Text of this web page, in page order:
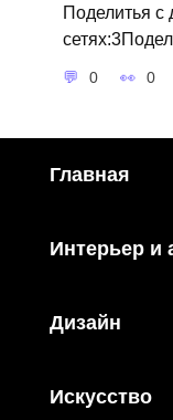
Поделитья с
0 0
Главная
Интерьер и
Дизайн
Искусство